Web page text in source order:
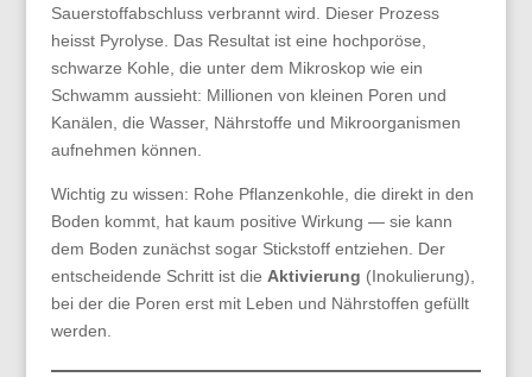
Sauerstoffabschluss verbrannt wird. Dieser Prozess
heisst Pyrolyse. Das Resultat ist eine hochporöse,
schwarze Kohle, die unter dem Mikroskop wie ein
Schwamm aussieht: Millionen von kleinen Poren und
Kanälen, die Wasser, Nährstoffe und Mikroorganismen
aufnehmen können.
Wichtig zu wissen: Rohe Pflanzenkohle, die direkt in den
Boden kommt, hat kaum positive Wirkung — sie kann
dem Boden zunächst sogar Stickstoff entziehen. Der
entscheidende Schritt ist die Aktivierung (Inokulierung),
bei der die Poren erst mit Leben und Nährstoffen gefüllt
werden.